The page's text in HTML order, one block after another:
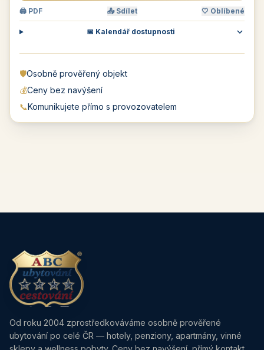
🖨 PDF 📤 Sdílet 🤍 Oblíbené
📅 Kalendář dostupnosti
🛡️Osobně prověřený objekt
💰Ceny bez navýšení
📞Komunikujete přímo s provozovatelem
Od roku 2004 zprostředkováváme osobně prověřené
ubytování po celé ČR — hotely, penziony, apartmány, vinné